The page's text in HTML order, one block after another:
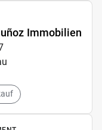
Immobilien